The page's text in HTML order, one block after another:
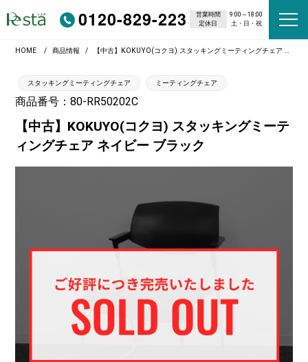
0120-829-223 営業時間
9:00～18:00
定休日
土・日・祝
HOME 商品情報 【中古】KOKUYO(コクヨ) スタッキングミーティングチェア ネイビー ブラック
スタッキングミーティングチェア ミーティングチェア
商品番号：80-RR50202C
【中古】KOKUYO(コクヨ) スタッキングミーテ
ィングチェア ネイビー ブラック